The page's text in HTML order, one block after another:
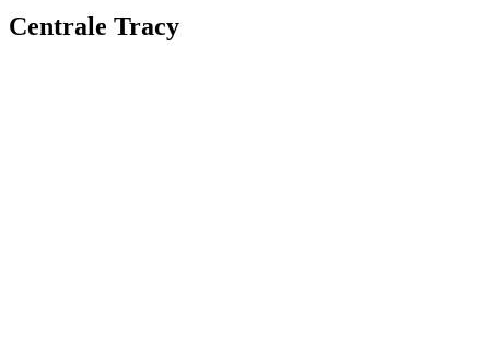
Centrale Tracy